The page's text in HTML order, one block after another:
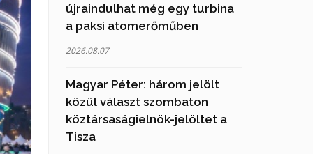
újraindulhat még egy turbina
a paksi atomerőműben
2026.08.07
Magyar Péter: három jelölt
közül választ szombaton
köztársaságielnök-jelöltet a
Tisza